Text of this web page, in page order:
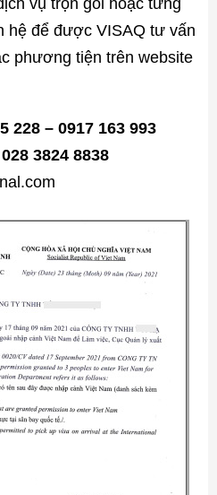
hệ để được VISAQ tư vấn
phương tiện trên website
228 – 0917 163 993
3824 8838